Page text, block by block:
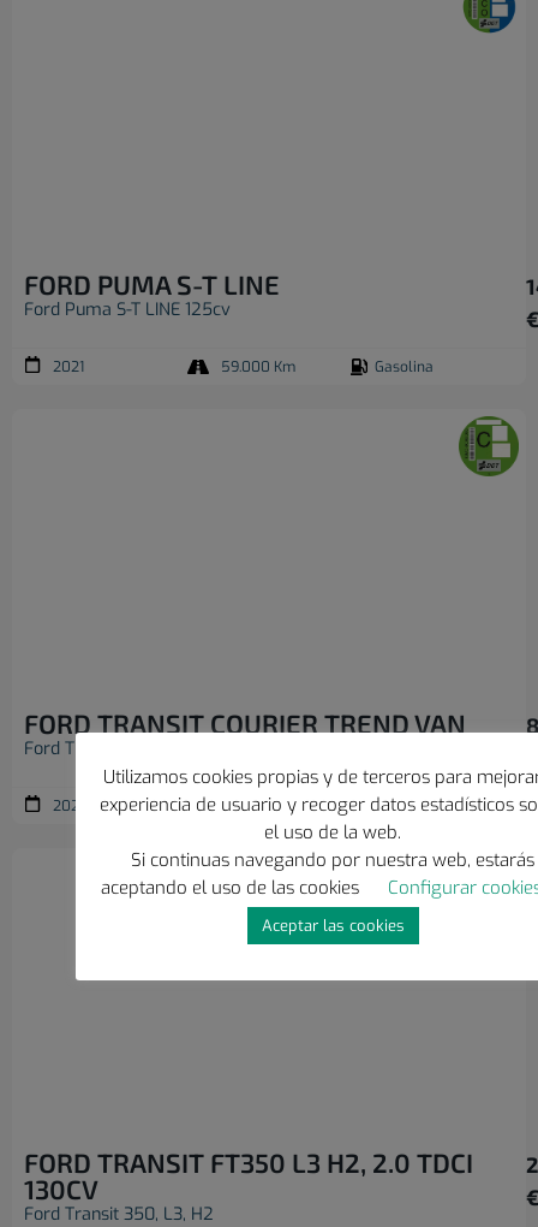
FORD PUMA S-T LINE
Ford Puma S-T LINE 125cv
2021 59.000 Km Gasolina
FORD TRANSIT COURIER TREND VAN
Ford Transit Courier Van
2020 99.000 Km Diésel
FORD TRANSIT FT350 L3 H2, 2.0 TDCI
130CV
Ford Transit 350, L3, H2
Utilizamos cookies propias y de terceros para
experiencia de usuario y recoger datos estadísticos
el uso de la web.
Si continuas navegando por nuestra web, estarás
aceptando el uso de las cookies
Configurar
Aceptar las cookies